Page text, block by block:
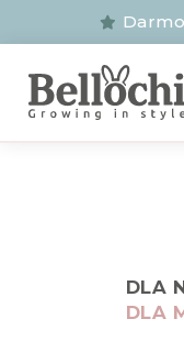
DLA
DLA